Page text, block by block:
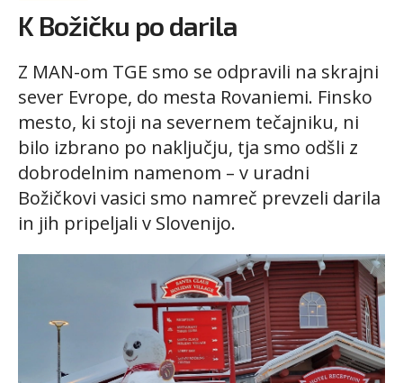
K Božičku po darila
Z MAN-om TGE smo se odpravili na skrajni
sever Evrope, do mesta Rovaniemi. Finsko
mesto, ki stoji na severnem tečajniku, ni
bilo izbrano po naključju, tja smo odšli z
dobrodelnim namenom – v uradni
Božičkovi vasici smo namreč prevzeli darila
in jih pripeljali v Slovenijo.